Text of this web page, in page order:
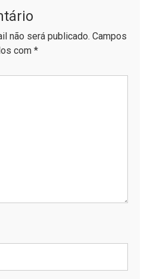
não será publicado. Campos
com *